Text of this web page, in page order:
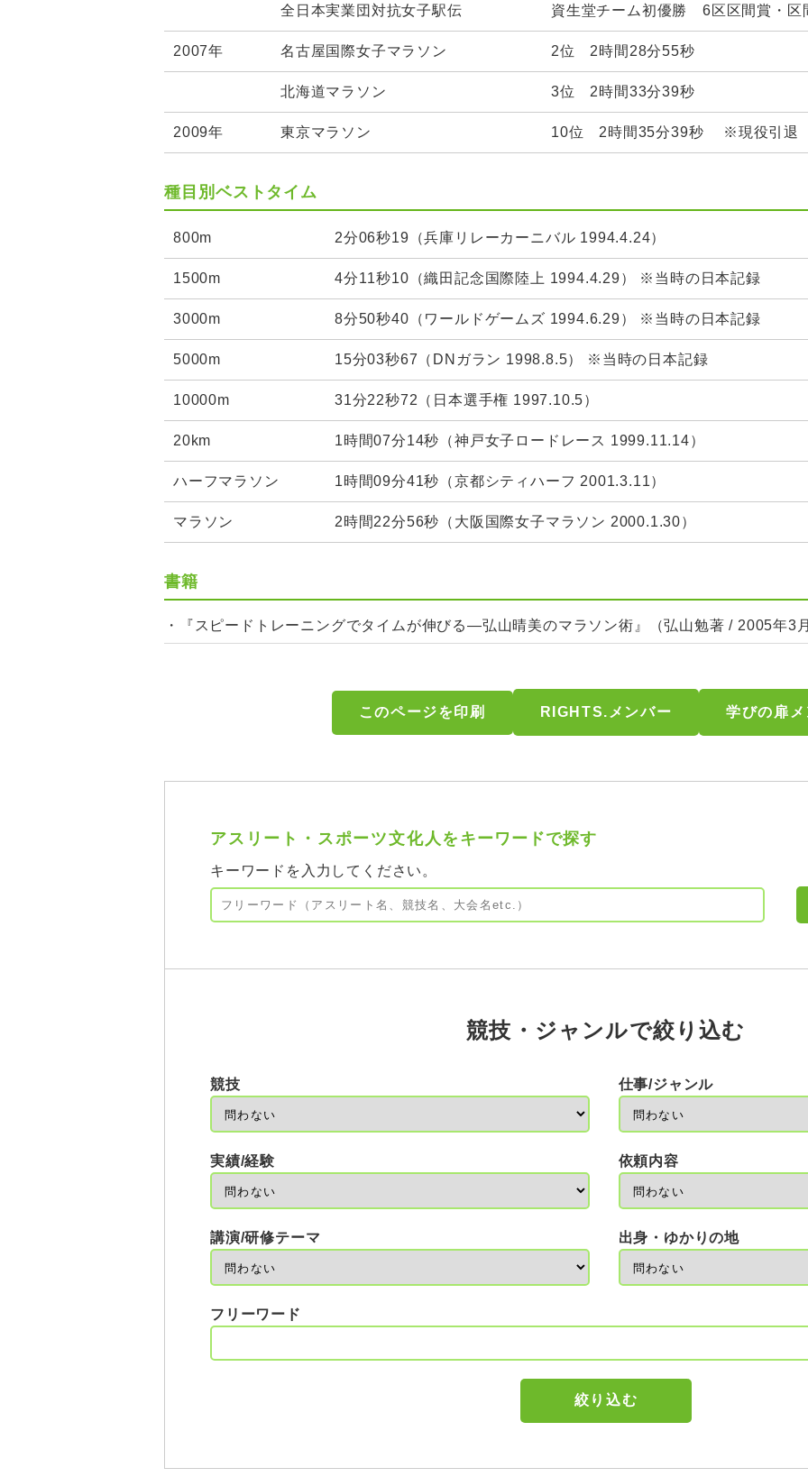
全日本実業団対抗女子駅伝 資生堂チーム初優勝 6区区間賞・区
2007年 名古屋国際女子マラソン 2位 2時間28分55秒
北海道マラソン 3位 2時間33分39秒
2009年 東京マラソン 10位 2時間35分39秒 ※現役引退
種目別ベストタイム
800m 2分06秒19（兵庫リレーカーニバル 1994.4.24）
1500m 4分11秒10（織田記念国際陸上 1994.4.29） ※当時の日本記録
3000m 8分50秒40（ワールドゲームズ 1994.6.29） ※当時の日本記録
5000m 15分03秒67（DNガラン 1998.8.5） ※当時の日本記録
10000m 31分22秒72（日本選手権 1997.10.5）
20km 1時間07分14秒（神戸女子ロードレース 1999.11.14）
ハーフマラソン 1時間09分41秒（京都シティハーフ 2001.3.11）
マラソン 2時間22分56秒（大阪国際女子マラソン 2000.1.30）
書籍
・『スピードトレーニングでタイムが伸びる―弘山晴美のマラソン術』（弘山勉著 / 2005年3
RIGHTS.メンバー 学びの扉
アスリート・スポーツ文化人を キーワードで探す
キーワードを入力してください。
競技・ジャンルで絞り込む
競技 仕事/ジャンル
実績/経験 依頼内容
講演/研修テーマ 出身・ゆかりの地
フリーワード